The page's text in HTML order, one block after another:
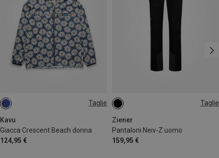
Taglie
Kavu
Giacca Crescent Beach donna
124,95 €
S Taglie
Ziener
Pantaloni Neiv-Z uomo
159,95 €